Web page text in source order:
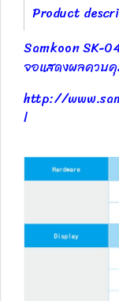
Product
Samkoon SK-
จอแสดงผลควบ
http://
l